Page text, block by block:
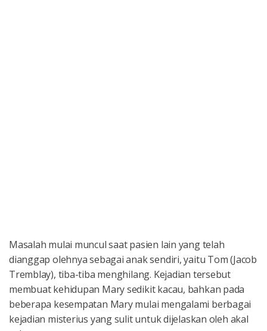
Masalah mulai muncul saat pasien lain yang telah
dianggap olehnya sebagai anak sendiri, yaitu Tom (Jacob
Tremblay), tiba-tiba menghilang. Kejadian tersebut
membuat kehidupan Mary sedikit kacau, bahkan pada
beberapa kesempatan Mary mulai mengalami berbagai
kejadian misterius yang sulit untuk dijelaskan oleh akal